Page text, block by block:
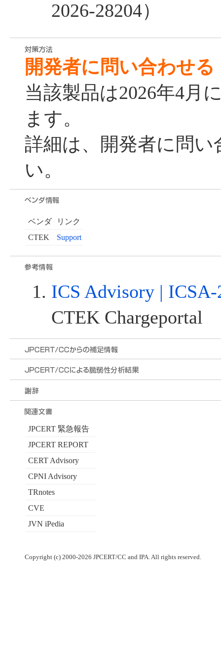
2026-28204）
開発者に問い合わせる
当該製品は2026年4月
ます。
詳細は、開発者に問
い。
ベンダ
リンク
CTEK
Support
ICS Advisory | ICSA-
CTEK Chargeportal
JPCERT 緊急報告
JPCERT REPORT
CERT Advisory
CPNI Advisory
TRnotes
CVE
JVN iPedia
Copyright (c) 2000-2026 JPCERT/CC and IPA. All rights reserved.